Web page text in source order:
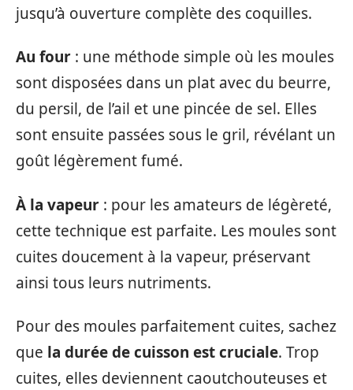
jusqu’à ouverture complète des coquilles.
Au four : une méthode simple où les moules
sont disposées dans un plat avec du beurre,
du persil, de l’ail et une pincée de sel. Elles
sont ensuite passées sous le gril, révélant un
goût légèrement fumé.
À la vapeur : pour les amateurs de légèreté,
cette technique est parfaite. Les moules sont
cuites doucement à la vapeur, préservant
ainsi tous leurs nutriments.
Pour des moules parfaitement cuites, sachez
que la durée de cuisson est cruciale. Trop
cuites, elles deviennent caoutchouteuses et